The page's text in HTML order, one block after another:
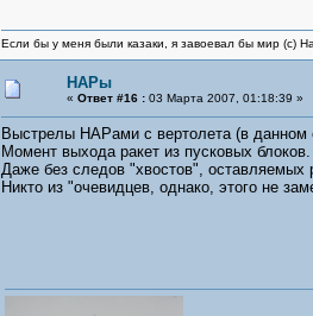
Если бы у меня были казаки, я завоевал бы мир (с)
НАРы
« Ответ #16 :03 Марта 2007, 01:18:39 »
Выстрелы НАРами с вертолета (в данном
Момент выхода ракет из пусковых блоков.
Даже без следов "хвостов", оставляемых
Никто из "очевидцев, однако, этого не